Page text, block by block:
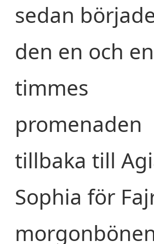
sedan
den en och
timmes
promenaden
tillbaka till
Sophia för